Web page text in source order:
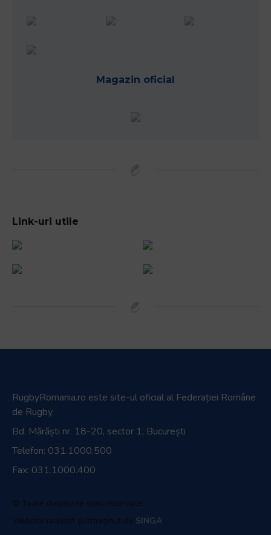
Magazin oficial
Link-uri utile
RugbyRomania.ro este site-ul oficial al Federației Române
de Rugby.
Bd. Mărăști nr. 18-20, sector 1, București
Telefon: 031.1000.500
Fax: 031.1000.400
© Toate drepturile sunt rezervate.
Website realizat și întreținut de SINGA